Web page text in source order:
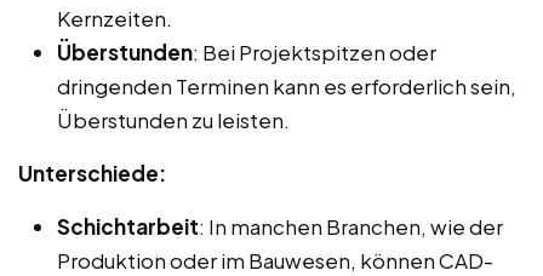
Kernzeiten.
Überstunden: Bei Projektspitzen oder
dringenden Terminen kann es erforderlich sein,
Überstunden zu leisten.
Unterschiede:
Schichtarbeit: In manchen Branchen, wie der
Produktion oder im Bauwesen, können CAD-